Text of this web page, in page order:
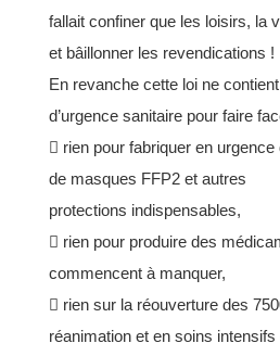
fallait confiner que les loisirs, la
et bâillonner les revendications !
En revanche cette loi ne
d’urgence sanitaire pour faire
 rien pour fabriquer en
de masques FFP2 et autres
protections indispensables,
 rien pour produire des
commencent à manquer,
 rien sur la réouverture des
réanimation et en soins intensifs